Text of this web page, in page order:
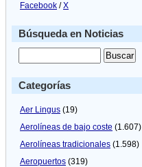
Facebook /X
Búsqueda en Noticias
Categorías
Aer Lingus (19)
Aerolíneas de bajo coste (1.607)
Aerolíneas tradicionales (1.598)
Aeropuertos (319)